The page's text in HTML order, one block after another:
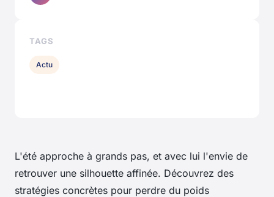
L'été approche à grands pas, et avec lui l'envie de
retrouver une silhouette affinée. Découvrez des
stratégies concrètes pour perdre du poids
TAGS
Actu